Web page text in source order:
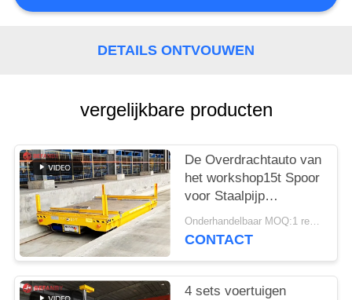
PRIVACY
DETAILS ONTVOUWEN
vergelijkbare producten
De Overdrachtauto van
het workshop15t Spoor
voor Staalpijp
Behandeling
Onderhandelbaar MOQ:1 reeks/reeksen
CONTACT
4 sets voertuigen